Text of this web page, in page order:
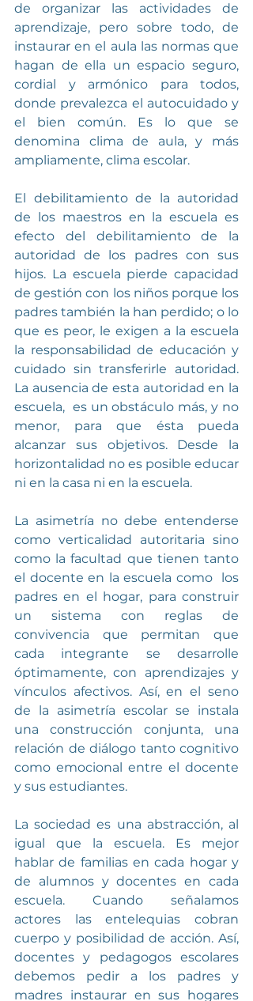
de organizar las actividades de
aprendizaje, pero sobre todo, de
instaurar en el aula las normas que
hagan de ella un espacio seguro,
cordial y armónico para todos,
donde prevalezca el autocuidado y
el bien común. Es lo que se
denomina clima de aula, y más
ampliamente, clima escolar.
El debilitamiento de la autoridad
de los maestros en la escuela es
efecto del debilitamiento de la
autoridad de los padres con sus
hijos. La escuela pierde capacidad
de gestión con los niños porque los
padres también la han perdido; o lo
que es peor, le exigen a la escuela
la responsabilidad de educación y
cuidado sin transferirle autoridad.
La ausencia de esta autoridad en la
escuela,  es un obstáculo más, y no
menor, para que ésta pueda
alcanzar sus objetivos. Desde la
horizontalidad no es posible educar
ni en la casa ni en la escuela.
La asimetría no debe entenderse
como verticalidad autoritaria sino
como la facultad que tienen tanto
el docente en la escuela como  los
padres en el hogar, para construir
un sistema con reglas de
convivencia que permitan que
cada integrante se desarrolle
óptimamente, con aprendizajes y
vínculos afectivos. Así, en el seno
de la asimetría escolar se instala
una construcción conjunta, una
relación de diálogo tanto cognitivo
como emocional entre el docente
y sus estudiantes.
La sociedad es una abstracción, al
igual que la escuela. Es mejor
hablar de familias en cada hogar y
de alumnos y docentes en cada
escuela. Cuando señalamos
actores las entelequias cobran
cuerpo y posibilidad de acción. Así,
docentes y pedagogos escolares
debemos pedir a los padres y
madres instaurar en sus hogares